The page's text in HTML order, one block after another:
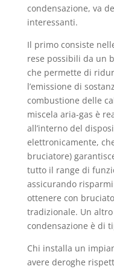
condensazione, va
interessanti.
Il primo consiste
rese possibili da un
che permette di
l’emissione di
combustione delle
miscela aria-gas è
all’interno del
elettronicamente,
bruciatore)
tutto il range di
assicurando
ottenere con
tradizionale. Un
condensazione è di
Chi installa un
avere deroghe